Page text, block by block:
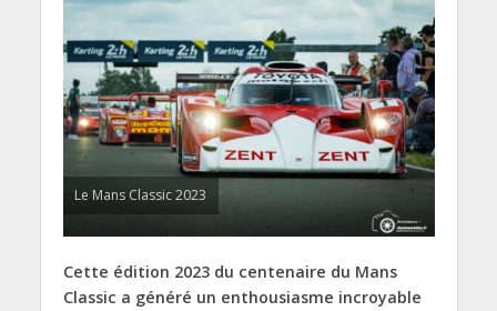
Le Mans Classic 2023
Cette édition 2023 du centenaire du Mans
Classic a généré un enthousiasme incroyable